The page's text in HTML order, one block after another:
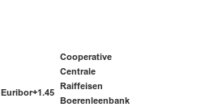
Euribor+1.45
Cooperative
Centrale
Raiffeisen
Boerenleenbank